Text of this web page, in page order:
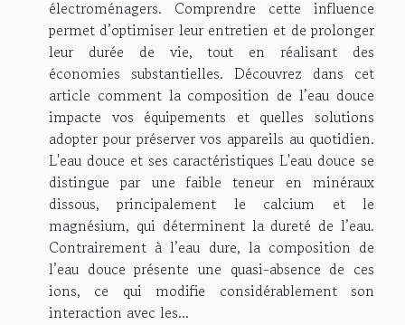
électroménagers. Comprendre cette influence
permet d’optimiser leur entretien et de prolonger
leur durée de vie, tout en réalisant des
économies substantielles. Découvrez dans cet
article comment la composition de l’eau douce
impacte vos équipements et quelles solutions
adopter pour préserver vos appareils au quotidien.
L'eau douce et ses caractéristiques L'eau douce se
distingue par une faible teneur en minéraux
dissous, principalement le calcium et le
magnésium, qui déterminent la dureté de l’eau.
Contrairement à l’eau dure, la composition de
l’eau douce présente une quasi-absence de ces
ions, ce qui modifie considérablement son
interaction avec les...